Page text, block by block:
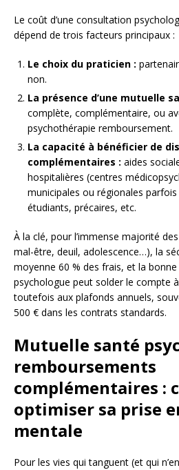
Le coût d’une consultation
dépend de trois facteurs principaux :
Le choix du praticien :
non.
La présence d’une mutuelle
complète, complémentaire, ou
psychothérapie remboursement.
La capacité à bénéficier de
complémentaires : aides
hospitalières (centres
municipales ou régionales
étudiants, précaires, etc.
À la clé, pour l’immense majorité
mal-être, deuil, adolescence…), la
moyenne 60 % des frais, et la
psychologue peut solder le compte
toutefois aux plafonds annuels,
500 € dans les contrats standards.
Mutuelle santé
remboursements
complémentaires :
optimiser sa prise
mentale
Pour les vies qui tanguent (et qui